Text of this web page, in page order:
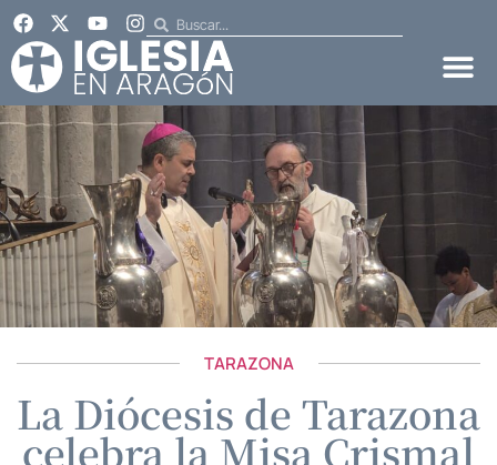
TARAZONA
La Diócesis de Tarazona
celebra la Misa Crismal